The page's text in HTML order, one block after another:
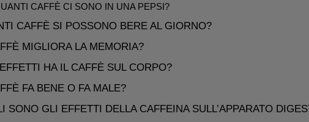
CAFFÈ CI SONO IN UNA PEPSI?
CAFFÈ SI POSSONO BERE AL GIORNO?
MIGLIORA LA MEMORIA?
HA IL CAFFÈ SUL CORPO?
FA BENE O FA MALE?
SONO GLI EFFETTI DELLA CAFFEINA SULL’APPARATO